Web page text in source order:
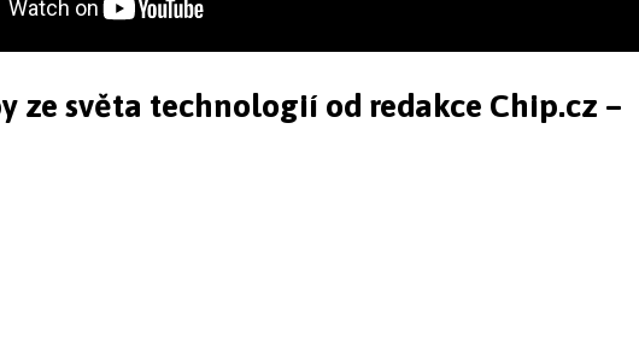
ze světa technologií od redakce Chip.cz –